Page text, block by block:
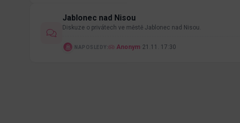
Jablonec nad Nisou
Diskuze o privátech ve městě Jablonec nad Nisou.
NAPOSLEDY: Anonym 21.11. 17:30